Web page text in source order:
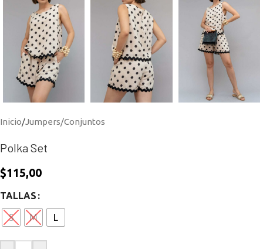
Inicio/Jumpers/Conjuntos
Polka Set
$115,00
TALLAS
S M L